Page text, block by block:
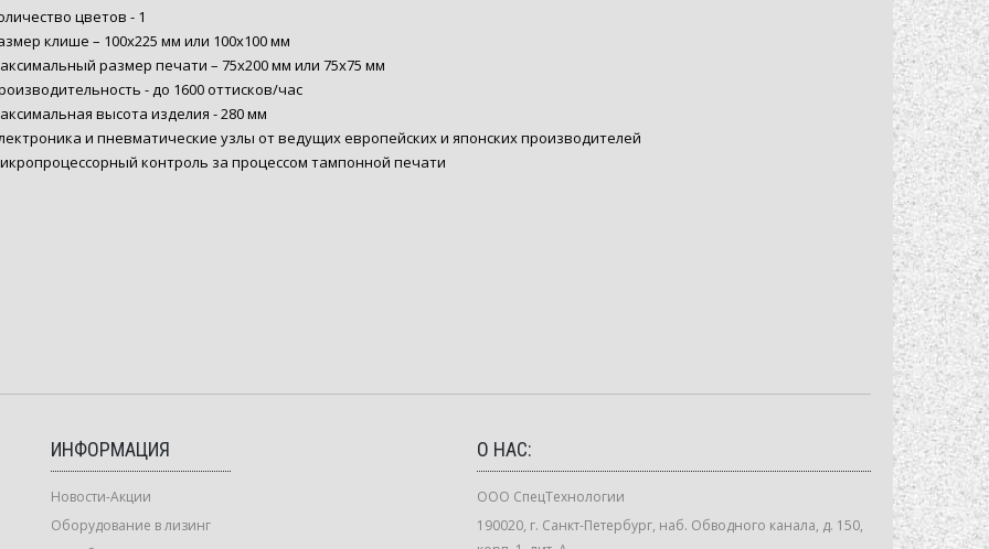
цветов - 1
клише – 100х225 мм или 100х100 мм
размер печати – 75х200 мм или 75х75 мм
- до 1600 оттисков/час
высота изделия - 280 мм
и пневматические узлы от ведущих европейских и японских производителей
контроль за процессом тампонной печати
ИНФОРМАЦИЯ
Новости-Акции
Оборудование в лизинг
О НАС:
ООО СпецТехнологии
190020, г. Санкт-Петербург, наб. Обводного канала, д. 150,